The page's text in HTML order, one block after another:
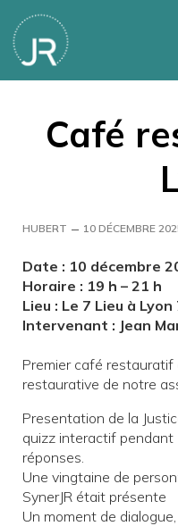
Café
HUBERT – 10 DÉCEMBRE
Date : 10 décembre
Horaire : 19 h – 21 h
Lieu : Le 7 Lieu à Lyon
Intervenant : Jean
Premier café restauratif
restaurative de notre
Presentation de la
quizz interactif pendant
réponses.
Une vingtaine de
SynerJR était présente
Un moment de